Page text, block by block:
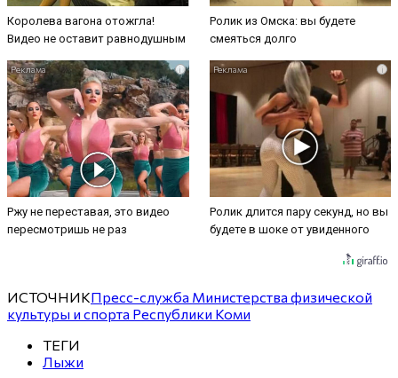
Королева вагона отожгла!
Видео не оставит равнодушным
Ролик из Омска: вы будете
смеяться долго
i
Ржу не переставая, это видео
пересмотришь не раз
i
Ролик длится пару секунд, но вы
будете в шоке от увиденного
ИСТОЧНИКПресс-служба Министерства физической
культуры и спорта Республики Коми
ТЕГИ
Лыжи